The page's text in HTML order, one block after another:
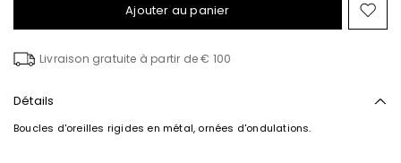
Ajouter au panier
Livraison gratuite à partir de € 100
Détails
Boucles d'oreilles rigides en métal, ornées d'ondulations.